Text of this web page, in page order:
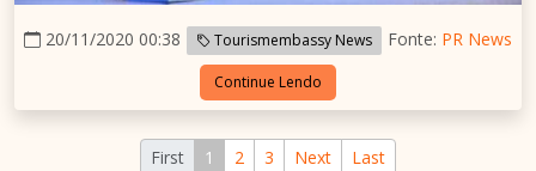
20/11/2020 00:38 Tourismembassy News Fonte: PR News
Continue Lendo
First 1 2 3 Next Last